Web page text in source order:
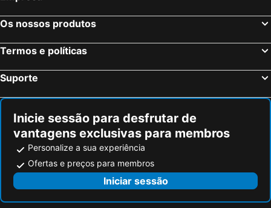
Os nossos produtos
Termos e políticas
Suporte
Inicie sessão para desfrutar de
vantagens exclusivas para membros
Personalize a sua experiência
Ofertas e preços para membros
Iniciar sessão